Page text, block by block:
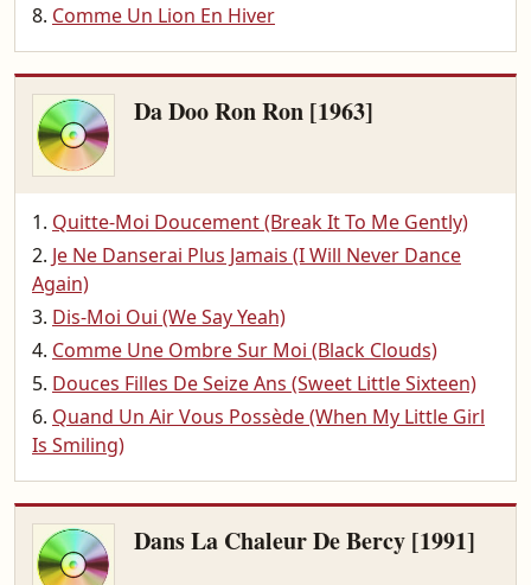
Comme Un Lion En Hiver
Da Doo Ron Ron [1963]
Quitte-Moi Doucement (Break It To Me Gently)
Je Ne Danserai Plus Jamais (I Will Never Dance
Again)
Dis-Moi Oui (We Say Yeah)
Comme Une Ombre Sur Moi (Black Clouds)
Douces Filles De Seize Ans (Sweet Little Sixteen)
Quand Un Air Vous Possède (When My Little Girl
Is Smiling)
Dans La Chaleur De Bercy [1991]